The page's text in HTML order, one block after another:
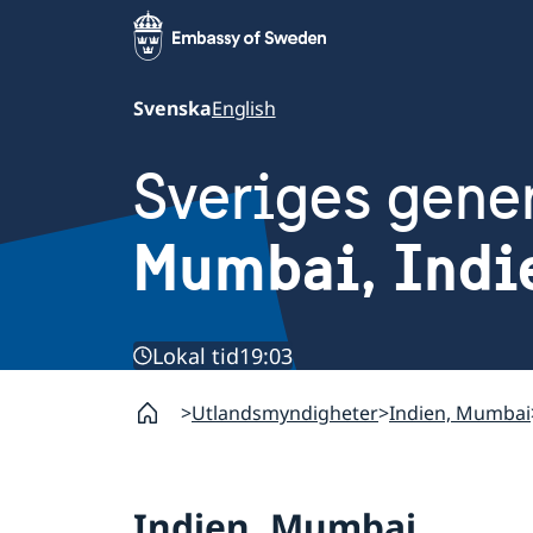
SvenskaEnglish
Sveriges
Mumbai,
Lokal tid19:03
Utlandsmyndigheter Indien, Mumbai